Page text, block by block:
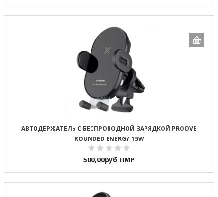
АВТОДЕРЖАТЕЛЬ С БЕСПРОВОДНОЙ ЗАРЯДКОЙ PROOVE
ROUNDED ENERGY 15W
500,00руб ПМР